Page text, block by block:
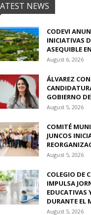
NEWS
CODEVI
INICIATIVAS
ASEQUIBLE
August 6, 2026
ÁLVAREZ
GOBIERNO
August 5, 2026
COMITÉ
JUNCOS
August 5, 2026
COLEGIO DE
IMPULSA
EDUCATIVAS
DURANTE EL
August 5, 2026